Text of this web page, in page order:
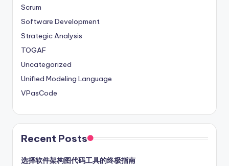
Scrum
Software Development
Strategic Analysis
TOGAF
Uncategorized
Unified Modeling Language
VPasCode
Recent Posts
选择软件架构图代码工具的终极指南